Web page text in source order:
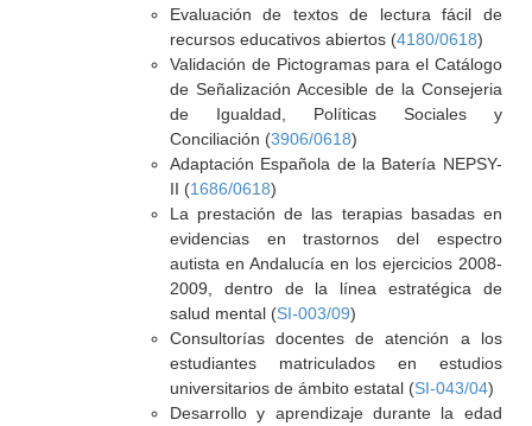
Evaluación de textos de lectura fácil de
recursos educativos abiertos (4180/0618)
Validación de Pictogramas para el Catálogo
de Señalización Accesible de la Consejeria
de Igualdad, Políticas Sociales y
Conciliación (3906/0618)
Adaptación Española de la Batería NEPSY-
II (1686/0618)
La prestación de las terapias basadas en
evidencias en trastornos del espectro
autista en Andalucía en los ejercicios 2008-
2009, dentro de la línea estratégica de
salud mental (SI-003/09)
Consultorías docentes de atención a los
estudiantes matriculados en estudios
universitarios de ámbito estatal (SI-043/04)
Desarrollo y aprendizaje durante la edad